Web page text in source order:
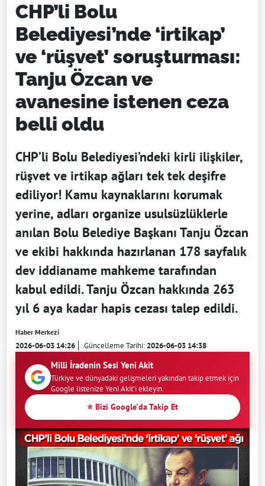
CHP’li Bolu
Belediyesi’nde ‘irtikap’
ve ‘rüşvet’ soruşturması:
Tanju Özcan ve
avanesine istenen ceza
belli oldu
CHP’li Bolu Belediyesi’ndeki kirli ilişkiler,
rüşvet ve irtikap ağları tek tek deşifre
ediliyor! Kamu kaynaklarını korumak
yerine, adları organize usulsüzlüklerle
anılan Bolu Belediye Başkanı Tanju Özcan
ve ekibi hakkında hazırlanan 178 sayfalık
dev iddianame mahkeme tarafından
kabul edildi. Tanju Özcan hakkında 263
yıl 6 aya kadar hapis cezası talep edildi.
Haber Merkezi
2026-06-03 14:26 Güncelleme Tarihi:2026-06-03 14:38
Milli İradenin Sesi Yeni Akit
Türkiye ve dünyadaki gelişmeleri yakından takip etmek için
Google listenize Yeni Akit'i ekleyin.
⭐ Bizi Google'da Takip Et